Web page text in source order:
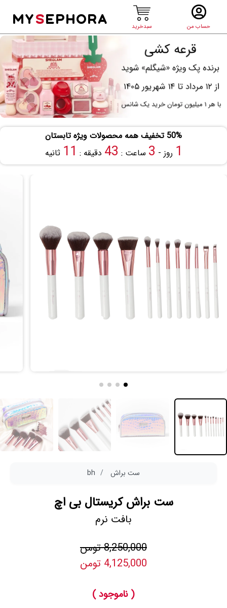
حساب من سبدخرید
MYSEPHORA
50% تخفیف همه محصولات ویژه تابستان
1 روز - 3 ساعت : 43 دقیقه : 10 ثانیه
ست براش bh
ست براش کریستال بی اچ
بافت نرم
8,250,000 تومن
4,125,000 تومن
( ناموجود )